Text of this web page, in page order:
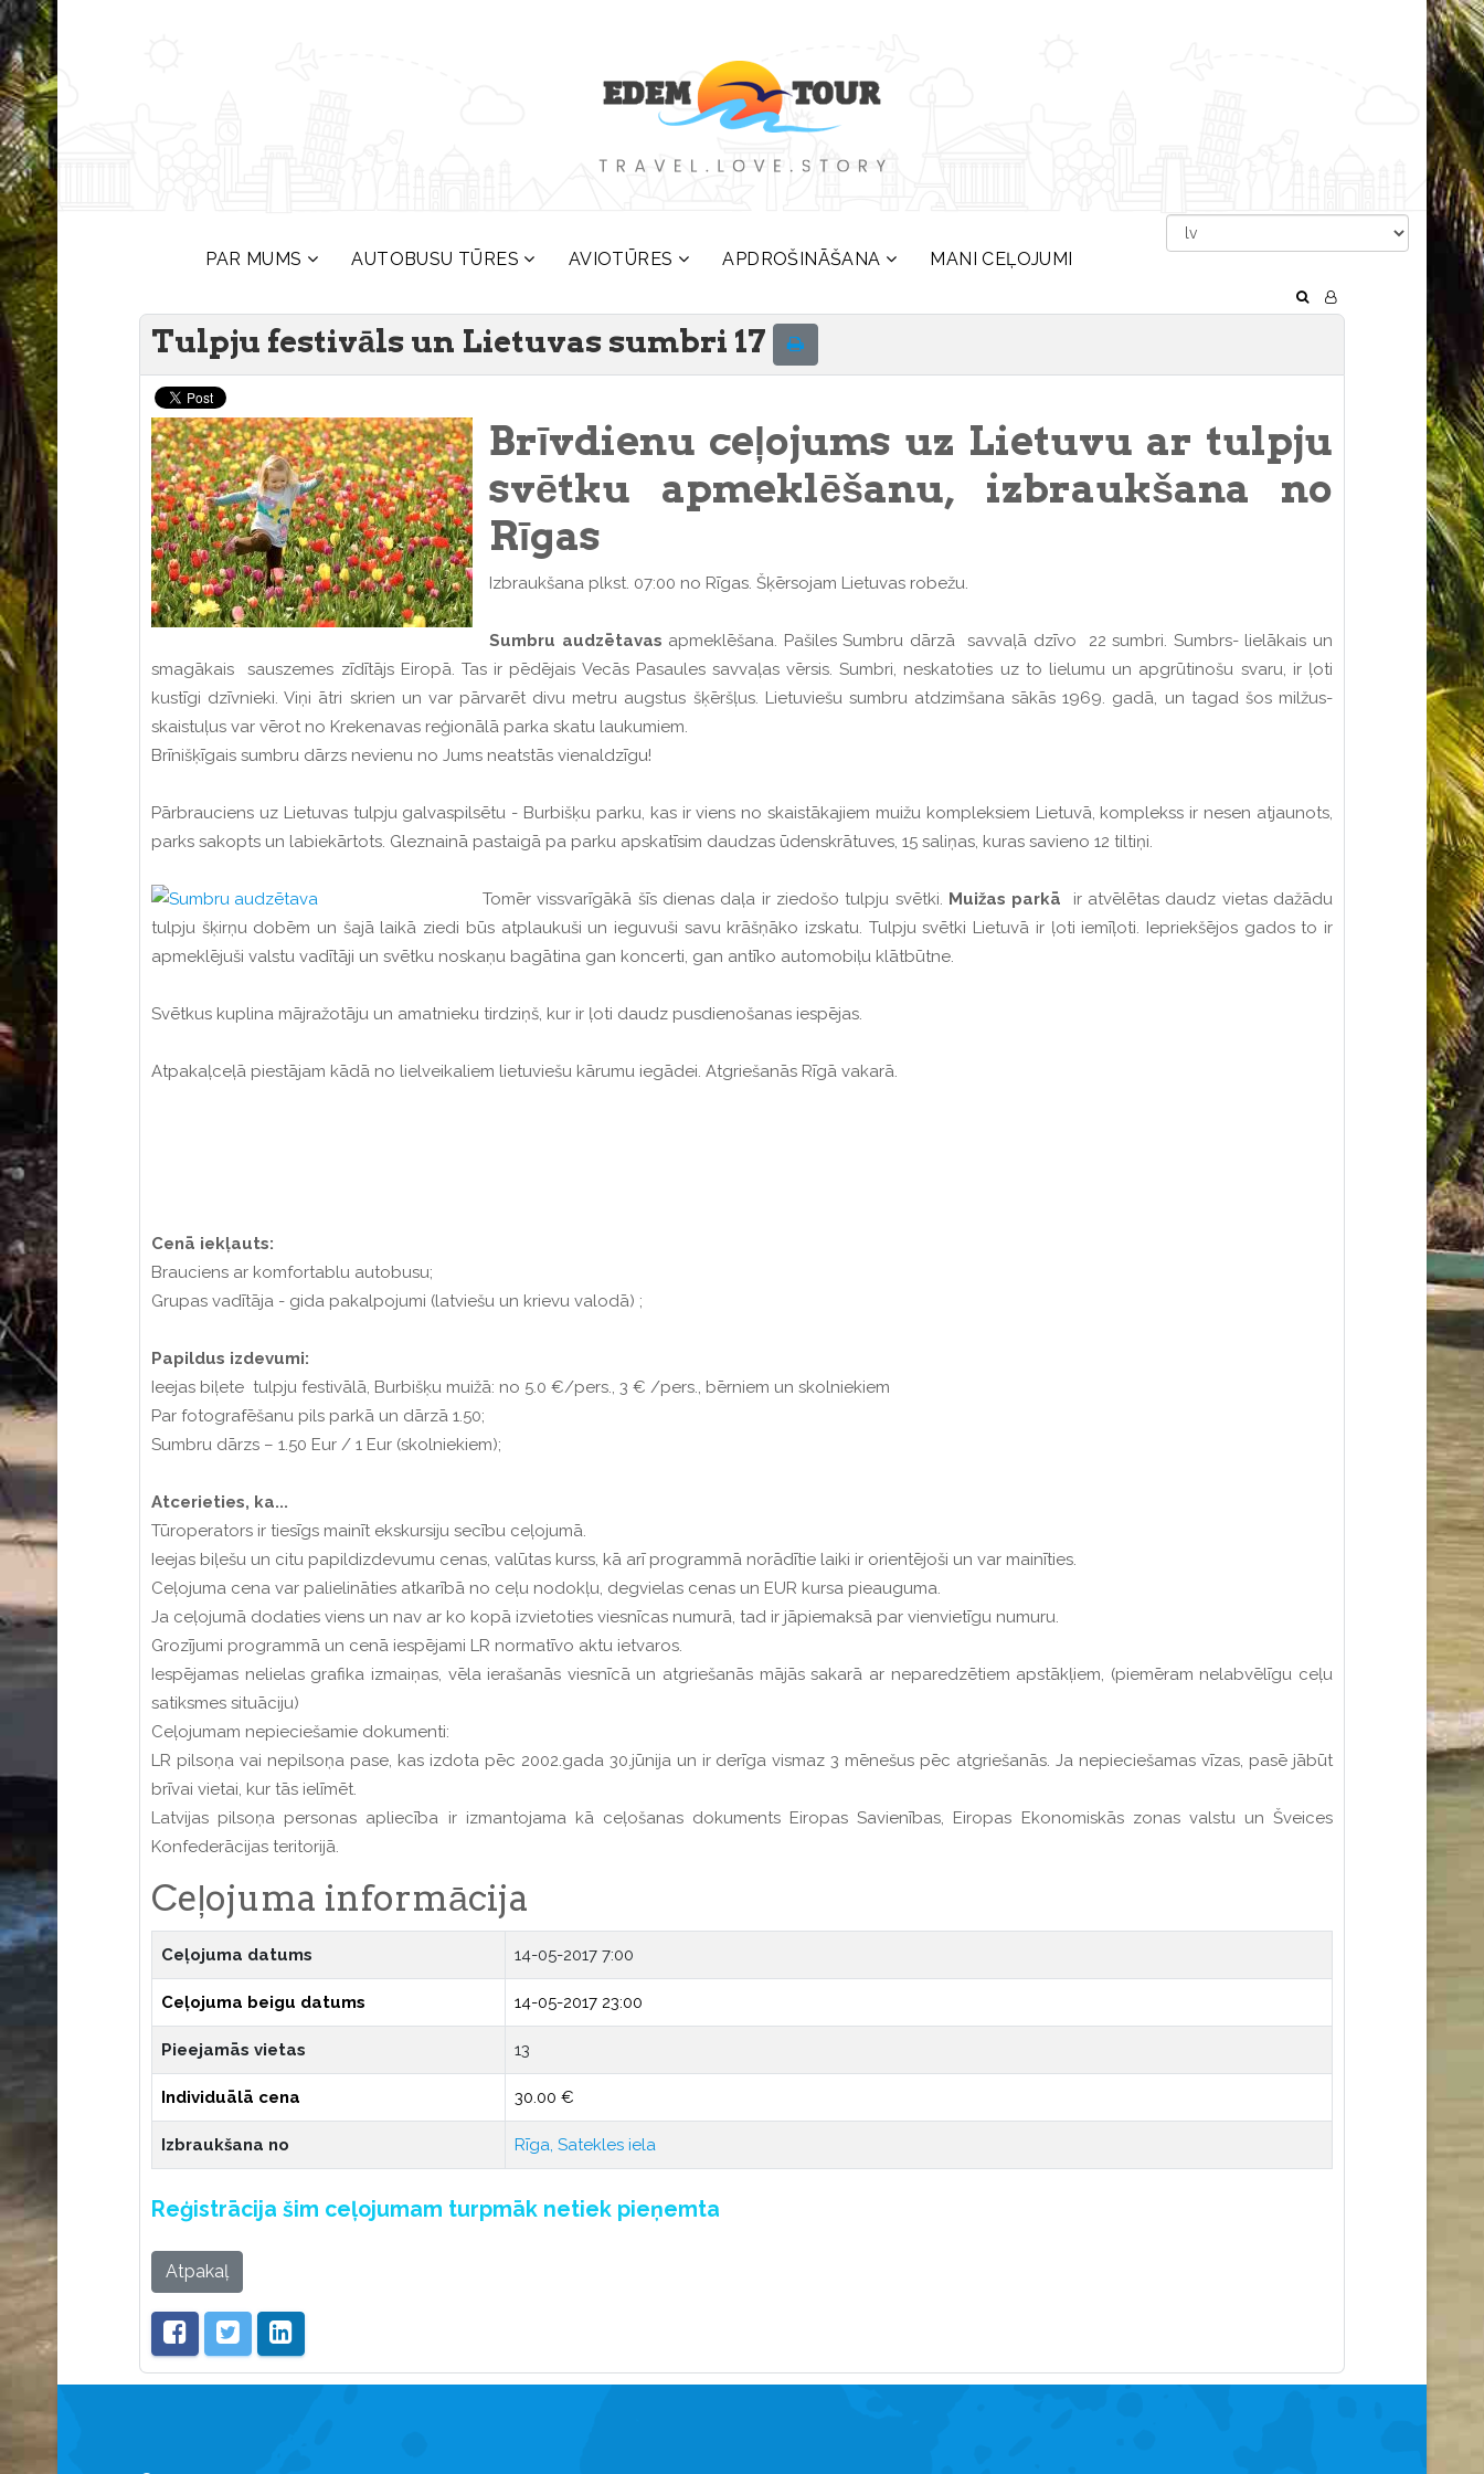
PAR MUMS AUTOBUSU TŪRES AVIOTŪRES APDROŠINĀŠANA MANI CEĻOJUMI
Tulpju festivāls un Lietuvas sumbri 17
Brīvdienu ceļojums uz Lietuvu ar tulpju
svētku apmeklēšanu, izbraukšana no
Rīgas
Izbraukšana plkst. 07:00 no Rīgas. Šķērsojam Lietuvas robežu.
Sumbru audzētavas apmeklēšana. Pašiles Sumbru dārzā savvaļā dzīvo 22 sumbri. Sumbrs- lielākais un
smagākais sauszemes zīdītājs Eiropā. Tas ir pēdējais Vecās Pasaules savvaļas vērsis. Sumbri, neskatoties uz to lielumu un apgrūtinošu svaru, ir ļoti
kustīgi dzīvnieki. Viņi ātri skrien un var pārvarēt divu metru augstus šķēršļus. Lietuviešu sumbru atdzimšana sākās 1969. gadā, un tagad šos milžus-
skaistuļus var vērot no Krekenavas reģionālā parka skatu laukumiem.
Brīnišķīgais sumbru dārzs nevienu no Jums neatstās vienaldzīgu!
Pārbrauciens uz Lietuvas tulpju galvaspilsētu - Burbišķu parku, kas ir viens no skaistākajiem muižu kompleksiem Lietuvā, komplekss ir nesen atjaunots,
parks sakopts un labiekārtots. Gleznainā pastaigā pa parku apskatīsim daudzas ūdenskrātuves, 15 saliņas, kuras savieno 12 tiltiņi.
Tomēr vissvarīgākā šīs dienas daļa ir ziedošo tulpju svētki. Muižas parkā ir atvēlētas daudz vietas dažādu
tulpju šķirņu dobēm un šajā laikā ziedi būs atplaukuši un ieguvuši savu krāšņāko izskatu. Tulpju svētki Lietuvā ir ļoti iemīļoti. Iepriekšējos gados to ir
apmeklējuši valstu vadītāji un svētku noskaņu bagātina gan koncerti, gan antīko automobiļu klātbūtne.
Svētkus kuplina mājražotāju un amatnieku tirdziņš, kur ir ļoti daudz pusdienošanas iespējas.
Atpakaļceļā piestājam kādā no lielveikaliem lietuviešu kārumu iegādei. Atgriešanās Rīgā vakarā.
Cenā iekļauts:
Brauciens ar komfortablu autobusu;
Grupas vadītāja - gida pakalpojumi (latviešu un krievu valodā) ;
Papildus izdevumi:
Ieejas biļete tulpju festivālā, Burbišķu muižā: no 5.0 €/pers., 3 € /pers., bērniem un skolniekiem
Par fotografēšanu pils parkā un dārzā 1.50;
Sumbru dārzs – 1.50 Eur / 1 Eur (skolniekiem);
Atcerieties, ka...
Tūroperators ir tiesīgs mainīt ekskursiju secību ceļojumā.
Ieejas biļešu un citu papildizdevumu cenas, valūtas kurss, kā arī programmā norādītie laiki ir orientējoši un var mainīties.
Ceļojuma cena var palielināties atkarībā no ceļu nodokļu, degvielas cenas un EUR kursa pieauguma.
Ja ceļojumā dodaties viens un nav ar ko kopā izvietoties viesnīcas numurā, tad ir jāpiemaksā par vienvietīgu numuru.
Grozījumi programmā un cenā iespējami LR normatīvo aktu ietvaros.
Iespējamas nelielas grafika izmaiņas, vēla ierašanās viesnīcā un atgriešanās mājās sakarā ar neparedzētiem apstākļiem, (piemēram nelabvēlīgu ceļu
satiksmes situāciju)
Ceļojumam nepieciešamie dokumenti:
LR pilsoņa vai nepilsoņa pase, kas izdota pēc 2002.gada 30.jūnija un ir derīga vismaz 3 mēnešus pēc atgriešanās. Ja nepieciešamas vīzas, pasē jābūt
brīvai vietai, kur tās ielīmēt.
Latvijas pilsoņa personas apliecība ir izmantojama kā ceļošanas dokuments Eiropas Savienības, Eiropas Ekonomiskās zonas valstu un Šveices
Konfederācijas teritorijā.
Ceļojuma informācija
Ceļojuma datums 14-05-2017 7:00
Ceļojuma beigu datums 14-05-2017 23:00
Pieejamās vietas 13
Individuālā cena 30.00 €
Izbraukšana no Rīga, Satekles iela
Reģistrācija šim ceļojumam turpmāk netiek pieņemta
Atpakaļ